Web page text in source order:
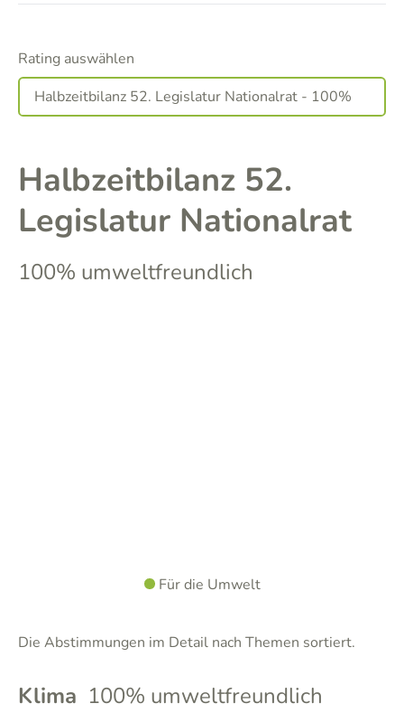
Rating auswählen
Halbzeitbilanz 52.
Legislatur Nationalrat
100% umweltfreundlich
Für die Umwelt
Die Abstimmungen im Detail nach Themen sortiert.
Klima 100% umweltfreundlich